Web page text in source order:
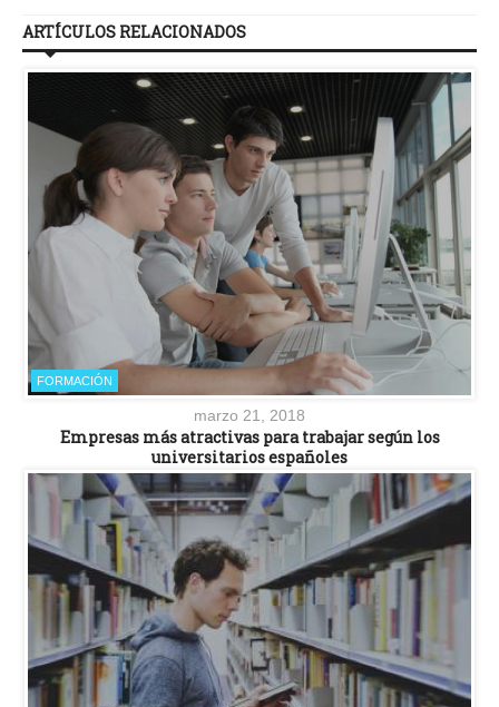
ARTÍCULOS RELACIONADOS
FORMACIÓN
marzo 21, 2018
Empresas más atractivas para trabajar según los
universitarios españoles